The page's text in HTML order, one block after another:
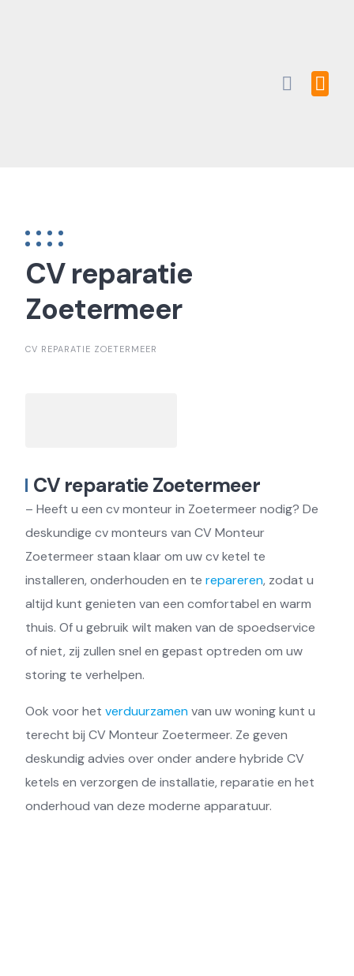
CV reparatie
Zoetermeer
CV REPARATIE ZOETERMEER
CV reparatie Zoetermeer
– Heeft u een cv monteur in Zoetermeer nodig? De
deskundige cv monteurs van CV Monteur
Zoetermeer staan klaar om uw cv ketel te
installeren, onderhouden en te repareren, zodat u
altijd kunt genieten van een comfortabel en warm
thuis. Of u gebruik wilt maken van de spoedservice
of niet, zij zullen snel en gepast optreden om uw
storing te verhelpen.
Ook voor het verduurzamenvan uw woning kunt u
terecht bij CV Monteur Zoetermeer. Ze geven
deskundig advies over onder andere hybride CV
ketels en verzorgen de installatie, reparatie en het
onderhoud van deze moderne apparatuur.